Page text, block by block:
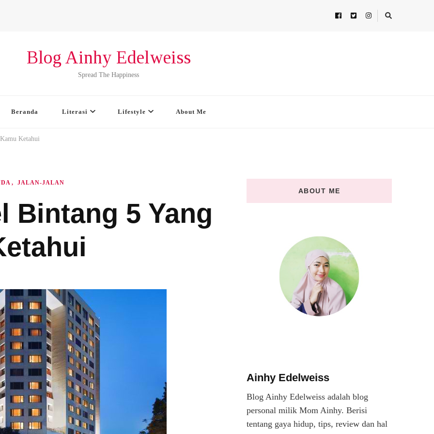
Blog Ainhy Edelweiss
Spread The Happiness
Beranda Literasi Lifestyle About Me
Ketahui
JALAN-JALAN
Bintang 5 Yang
ABOUT ME
Ainhy Edelweiss
Blog Ainhy Edelweiss adalah blog
personal milik Mom Ainhy. Berisi
tentang gaya hidup, tips, review dan hal